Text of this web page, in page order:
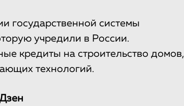
государственной системы
учредили в России.
кредиты на строительство домов,
технологий.